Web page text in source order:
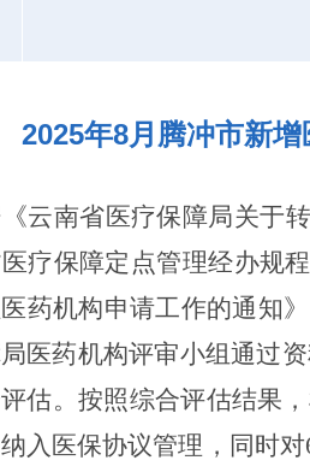
2025年8月腾冲市新
云南省医疗保障局关于
医疗保障定点管理经办规
药机构申请工作的通知
医药机构评审小组通过
估。按照综合评估结果
入医保协议管理，同时